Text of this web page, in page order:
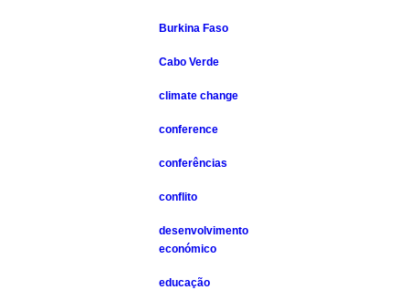
Burkina Faso
Cabo Verde
climate change
conference
conferências
conflito
desenvolvimento
económico
educação